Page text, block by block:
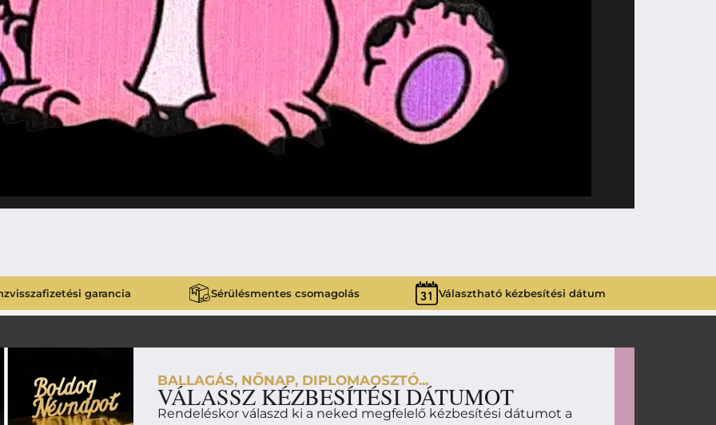
garancia Sérülésmentes csomagolás Választható kézbesítési dátum
BALLAGÁS, NŐNAP, DIPLOMAOSZTÓ...
VÁLASSZ KÉZBESÍTÉSI DÁTUMOT
Rendeléskor válaszd ki a neked megfelelő kézbesítési dátumot a